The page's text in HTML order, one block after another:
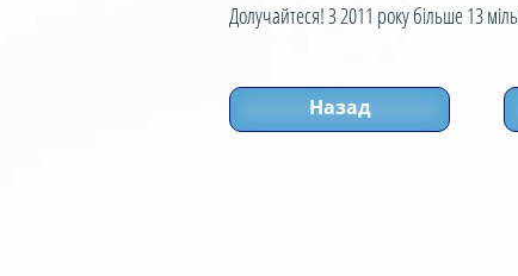
Долучайтеся! З 2011 року більше 13
Назад